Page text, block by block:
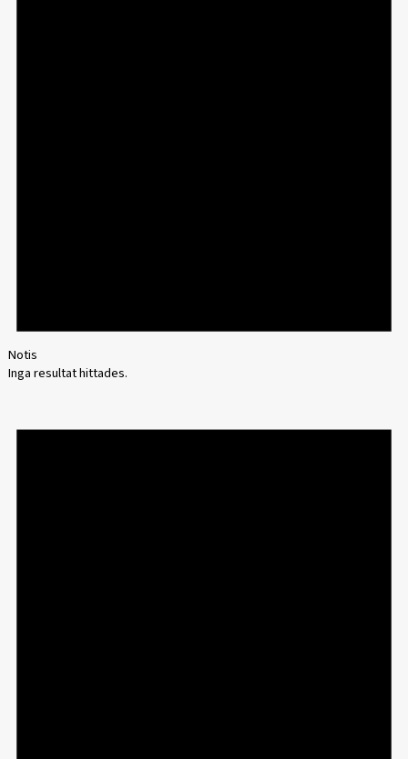
Notis
Inga resultat hittades.